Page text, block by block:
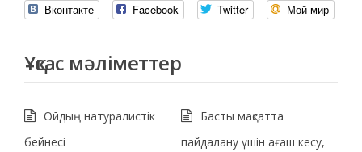
Вконтакте Facebook Twitter Мой мир
Ұқсас мәліметтер
Ойдың натуралистік
бейнесі
Басты мақсатта
пайдалану үшін ағаш кесу,